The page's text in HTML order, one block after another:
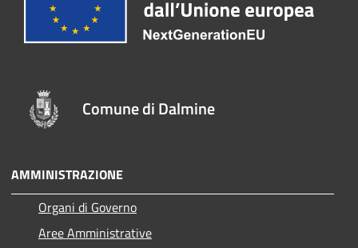
Comune di Dalmine
AMMINISTRAZIONE
Organi di Governo
Aree Amministrative